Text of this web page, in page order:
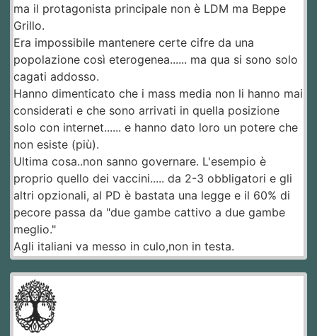
ma il protagonista principale non è LDM ma Beppe
Grillo.
Era impossibile mantenere certe cifre da una
popolazione così eterogenea...... ma qua si sono solo
cagati addosso.
Hanno dimenticato che i mass media non li hanno mai
considerati e che sono arrivati in quella posizione
solo con internet...... e hanno dato loro un potere che
non esiste (più).
Ultima cosa..non sanno governare. L'esempio è
proprio quello dei vaccini..... da 2-3 obbligatori e gli
altri opzionali, al PD è bastata una legge e il 60% di
pecore passa da "due gambe cattivo a due gambe
meglio."
Agli italiani va messo in culo,non in testa.